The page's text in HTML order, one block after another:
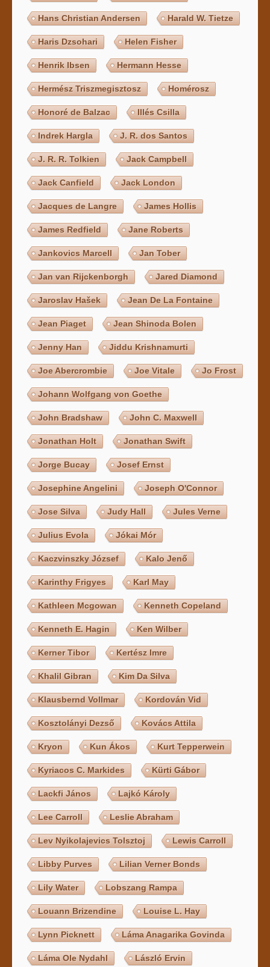
Hans Christian Andersen Harald W. Tietze
Haris Dzsohari Helen Fisher
Henrik Ibsen Hermann Hesse
Hermész Triszmegisztosz Homérosz
Honoré de Balzac Illés Csilla
Indrek Hargla J. R. dos Santos
J. R. R. Tolkien Jack Campbell
Jack Canfield Jack London
Jacques de Langre James Hollis
James Redfield Jane Roberts
Jankovics Marcell Jan Tober
Jan van Rijckenborgh Jared Diamond
Jaroslav Hašek Jean De La Fontaine
Jean Piaget Jean Shinoda Bolen
Jenny Han Jiddu Krishnamurti
Joe Abercrombie Joe Vitale Jo Frost
Johann Wolfgang von Goethe
John Bradshaw John C. Maxwell
Jonathan Holt Jonathan Swift
Jorge Bucay Josef Ernst
Josephine Angelini Joseph O'Connor
Jose Silva Judy Hall Jules Verne
Julius Evola Jókai Mór
Kaczvinszky József Kalo Jenő
Karinthy Frigyes Karl May
Kathleen Mcgowan Kenneth Copeland
Kenneth E. Hagin Ken Wilber
Kerner Tibor Kertész Imre
Khalil Gibran Kim Da Silva
Klausbernd Vollmar Kordován Vid
Kosztolányi Dezső Kovács Attila
Kryon Kun Ákos Kurt Tepperwein
Kyriacos C. Markides Kürti Gábor
Lackfi János Lajkó Károly
Lee Carroll Leslie Abraham
Lev Nyikolajevics Tolsztoj Lewis Carroll
Libby Purves Lilian Verner Bonds
Lily Water Lobszang Rampa
Louann Brizendine Louise L. Hay
Lynn Picknett Láma Anagarika Govinda
Láma Ole Nydahl László Ervin